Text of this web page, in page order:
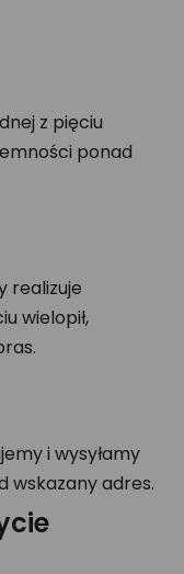
z pięciu
ponad
realizuje
wielopił,
i wysyłamy
wskazany adres.